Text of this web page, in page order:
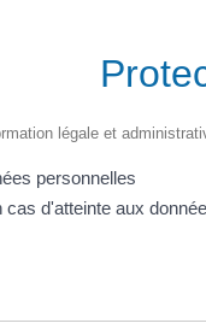
légale et
personnelles
d'atteinte aux